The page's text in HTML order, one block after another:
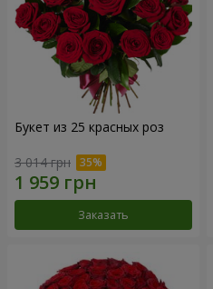
Букет из 25 красных роз
3 014 грн
Заказать